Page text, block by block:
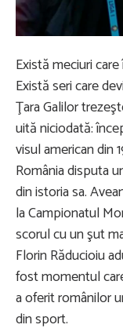
Există meciuri
Există seri care
Ţara Galilor
uită niciodată:
visul american din
România disputa
din istoria sa.
la Campionatul
scorul cu un şut
Florin Răducioiu
fost momentul
a oferit românilor
din sport.